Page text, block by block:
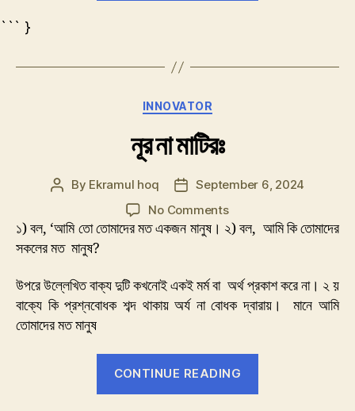
``` }
Categories
INNOVATOR
নূর না মাটিরঃ
Post
By Ekramul hoq
PostSeptember 6, 2024
No Commentson
নূর
১) বল, ‘আমি তো তোমাদের মত একজন মানুষ। ২) বল, আমি কি তোমাদের
সকলের মত মানুষ?
উপরে উল্লেখিত বাক্য দুটি কখনোই একই মর্ম বা অর্থ প্রকাশ করে না। ২ য়
বাক্যে কি প্রশ্নবোধক শব্দ থাকায় অর্য না বোধক দ্বারায়। মানে আমি
তোমাদের মত মানুষ
CONTINUE READING